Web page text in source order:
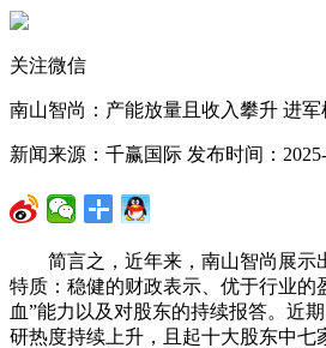
关注微信
南山智尚：产能放量且收入攀升 进军
新闻来源：千赢国际 发布时间：
简言之，近年来，南山智尚展示
特质：稳健的财政表示、优于行业的
血”能力以及对股东的持续报答。近
研热度持续上升，且起十大股东中七